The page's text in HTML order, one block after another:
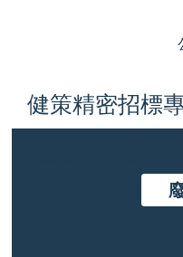
健策精密招標